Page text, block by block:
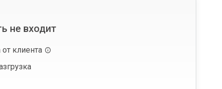
не входит
от клиента